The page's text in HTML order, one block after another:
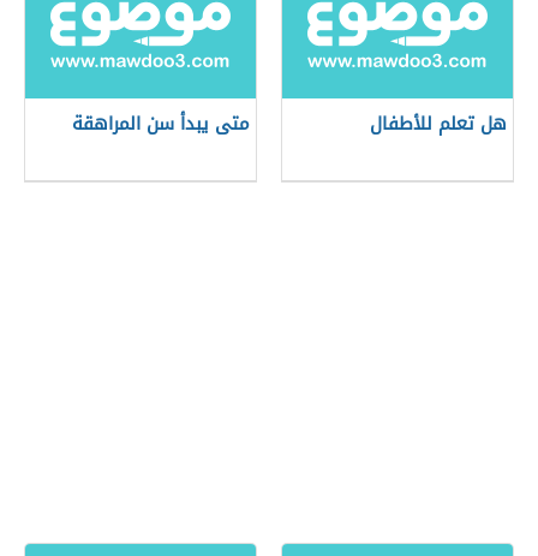
هل تعلم للأطفال متى يبدأ سن المراهقة